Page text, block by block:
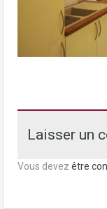
Laisser un
Vous devez être